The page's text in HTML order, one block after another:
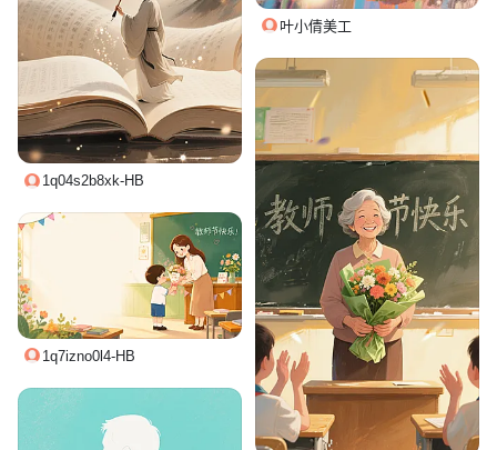
叶小倩美工
1q04s2b8xk-HB
1q7izno0l4-HB